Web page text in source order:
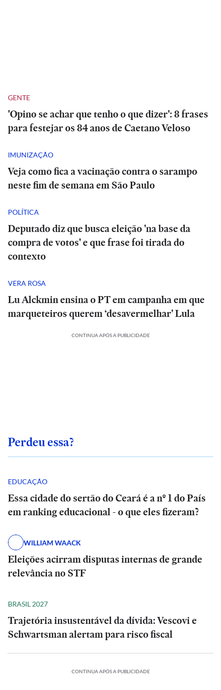
GENTE
'Opino se achar que tenho o que dizer': 8 frases
para festejar os 84 anos de Caetano Veloso
IMUNIZAÇÃO
Veja como fica a vacinação contra o sarampo
neste fim de semana em São Paulo
POLÍTICA
Deputado diz que busca eleição 'na base da
compra de votos' e que frase foi tirada do
contexto
VERA ROSA
Lu Alckmin ensina o PT em campanha em que
marqueteiros querem ‘desavermelhar' Lula
CONTINUA APÓS A PUBLICIDADE
Perdeu essa?
EDUCAÇÃO
Essa cidade do sertão do Ceará é a nº 1 do País
em ranking educacional - o que eles fizeram?
WILLIAM WAACK
Eleições acirram disputas internas de grande
relevância no STF
BRASIL 2027
Trajetória insustentável da dívida: Vescovi e
Schwartsman alertam para risco fiscal
CONTINUA APÓS A PUBLICIDADE